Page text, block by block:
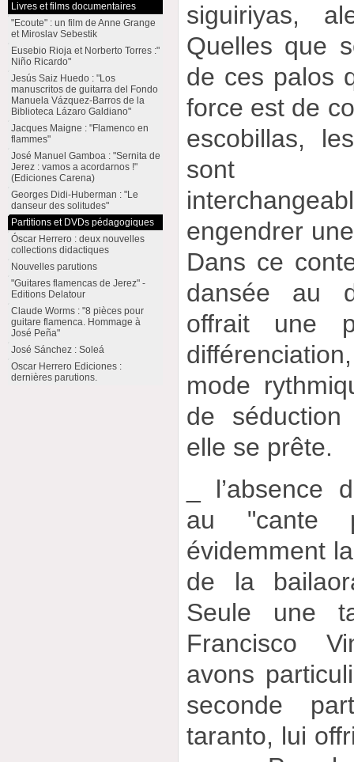
siguiriyas,
Quelles que
de ces palos
force est de
escobillas,
sont
engendrer
Dans ce
dansée au
offrait une
mode
de séduction
elle se prête.
_ l’absence
au "cante
évidemment
de la
Seule une
Francisco
avons
seconde
taranto, lui
Livres et films documentaires
"Ecoute" : un film de Anne Grange
et Miroslav Sebestik
Eusebio Rioja et Norberto Torres :"
Niño Ricardo"
Jesús Saiz Huedo : "Los
manuscritos de guitarra del Fondo
Manuela Vázquez-Barros de la
Biblioteca Lázaro Galdiano"
Jacques Maigne : "Flamenco en
flammes"
José Manuel Gamboa : "Sernita de
Jerez : vamos a acordarnos !"
(Ediciones Carena)
Georges Didi-Huberman : "Le
danseur des solitudes"
Partitions et DVDs pédagogiques
Óscar Herrero : deux nouvelles
collections didactiques
Nouvelles parutions
"Guitares flamencas de Jerez" -
Editions Delatour
Claude Worms : "8 pièces pour
guitare flamenca. Hommage à
José Peña"
José Sánchez : Soleá
Oscar Herrero Ediciones :
dernières parutions.